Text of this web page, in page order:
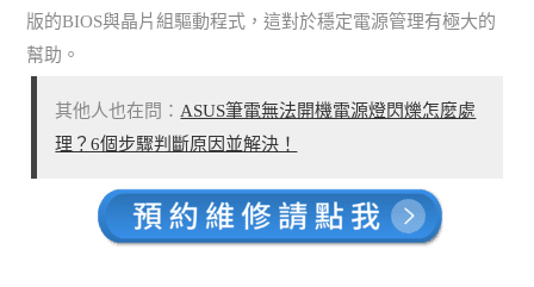
版的BIOS與晶片組驅動程式，這對於穩定電源管理有極大的
幫助。
其他人也在問：ASUS筆電無法開機電源燈閃爍怎麼處
理？6個步驟判斷原因並解決！